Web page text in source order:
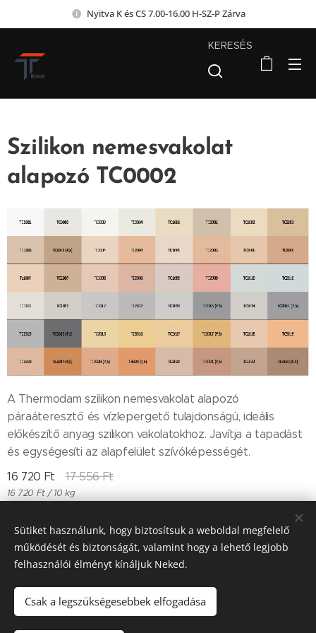
Nyitva K és CS 7.00-16.00 H-SZ-P Zárva
KERESÉS
Szilikon nemesvakolat
alapozó TC0002
A Thermodam szilikon nemesvakolat alapozó
páraáteresztő és vízlepergető tulajdonságú, ideális
előkészítő anyag szilikon vakolatokhoz. Javítja a tapadást
és egységesíti az alapfelület szívóképességét.
16 720 Ft 17 556Ft
16 720 Ft / 10 kg
Till "96" Kft Adószán: 11385497-2-05
Sütiket használunk, hogy biztosítsuk a weboldal megfelelő
működését és biztonságát, valamint hogy a lehető legjobb
felhasználói élményt kínáljuk Neked.
Csak a legszükségesebbek elfogadása